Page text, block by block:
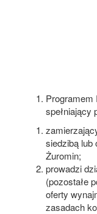
Programem
spełniający
siedzibą lub
Żuromin;
prowadzi
(pozostałe
oferty
zasadach